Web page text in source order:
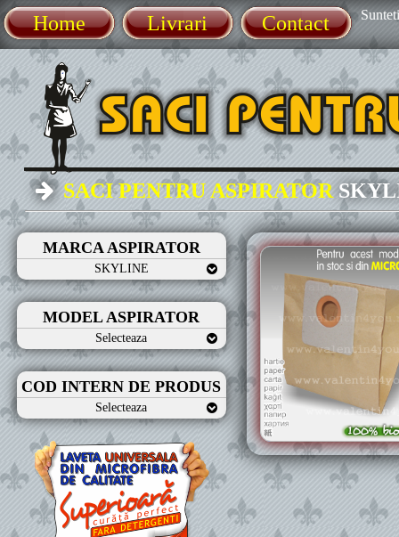
Home Livrari Contact
SACI PENTRU ASPIRATOR
MARCA ASPIRATOR
SKYLINE
MODEL ASPIRATOR
Selecteaza
COD INTERN DE PRODUS
Selecteaza